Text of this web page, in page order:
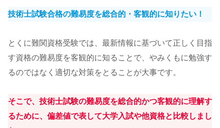
技術士試験合格の難易度を総合的・客観的に知りたい！
とくに難関資格受験では、最新情報に基づいて正しく目指
す資格の難易度を客観的に知ることで、やみくもに勉強す
るのではなく適切な対策をとることが大事です。
そこで、技術士試験の難易度を総合的かつ客観的に理解す
るために、偏差値で表して大学入試や他資格と比較しまし